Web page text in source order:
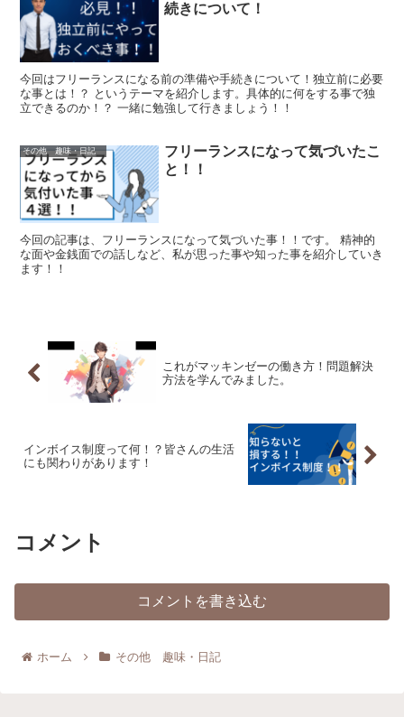
続きについて！
今回はフリーランスになる前の準備や手続きについて！独立前に必要
な事とは！？ というテーマを紹介します。具体的に何をする事で独
立できるのか！？ 一緒に勉強して行きましょう！！
その他 趣味・日記
フリーランスになって気づいたこ
と！！
今回の記事は、フリーランスになって気づいた事！！です。 精神的
な面や金銭面での話しなど、私が思った事や知った事を紹介していき
ます！！
これがマッキンゼーの働き方！問題解決
方法を学んでみました。
インボイス制度って何！？皆さんの生活
にも関わりがあります！
コメント
コメントを書き込む
ホーム その他 趣味・日記